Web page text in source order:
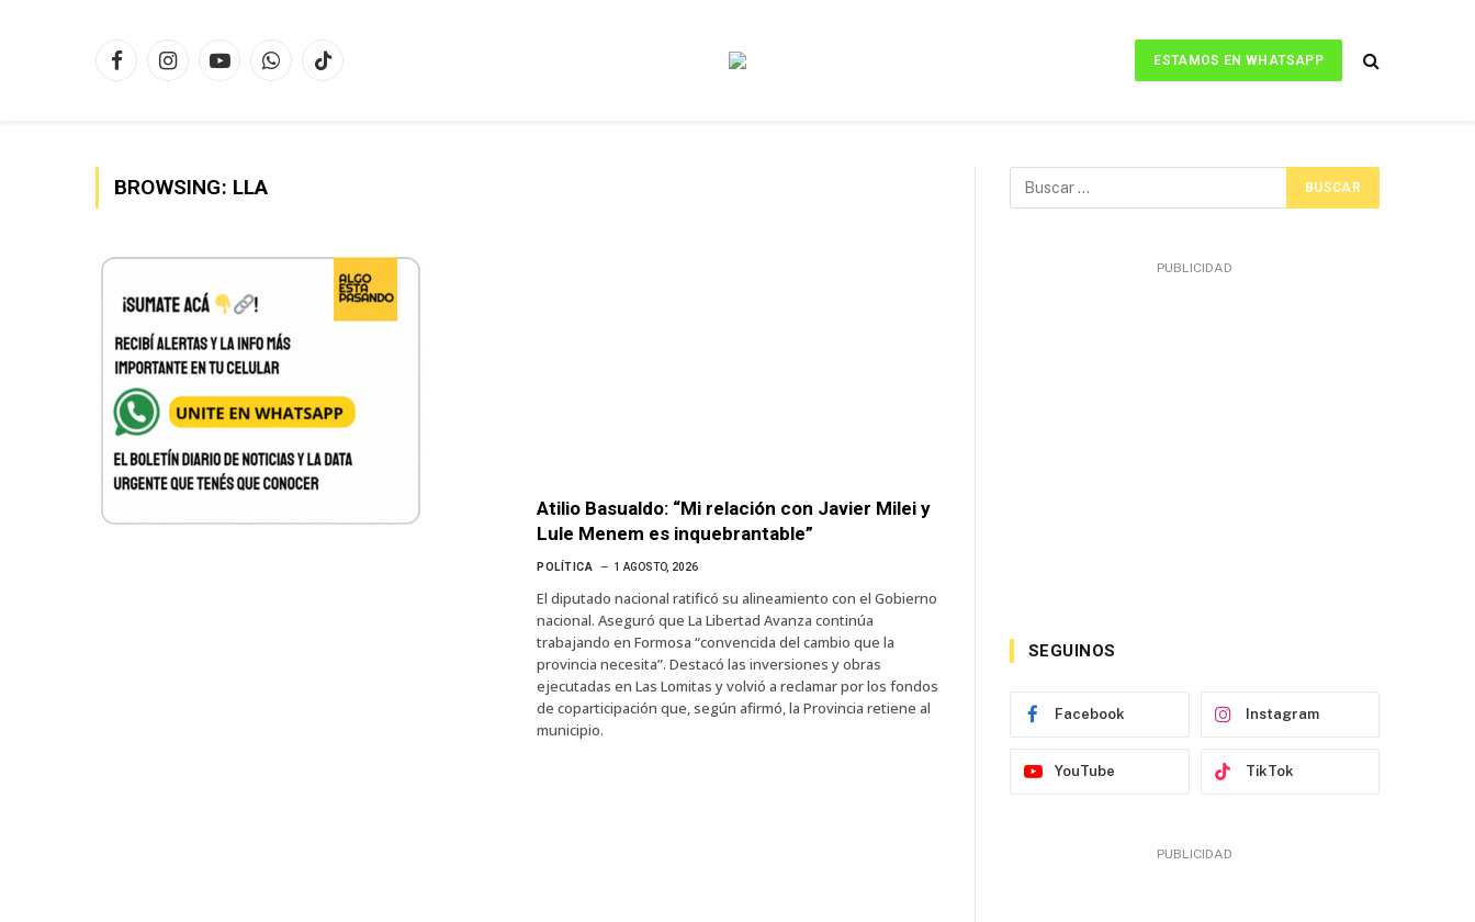
FacebookInstagramYouTubeWhatsAppTikTok
ESTAMOS EN WHATSAPP
BROWSING: LLA
Atilio Basualdo: “Mi relación con Javier Milei y
Lule Menem es inquebrantable”
POLÍTICA 1 AGOSTO, 2026
El diputado nacional ratificó su alineamiento con el Gobierno
nacional. Aseguró que La Libertad Avanza continúa
trabajando en Formosa “convencida del cambio que la
provincia necesita”. Destacó las inversiones y obras
ejecutadas en Las Lomitas y volvió a reclamar por los fondos
de coparticipación que, según afirmó, la Provincia retiene al
municipio.
PUBLICIDAD
SEGUINOS
Facebook Instagram
YouTube TikTok
PUBLICIDAD